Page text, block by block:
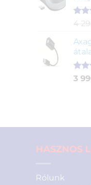
ből,
1
4
1
3
HASZNOS
Rólunk